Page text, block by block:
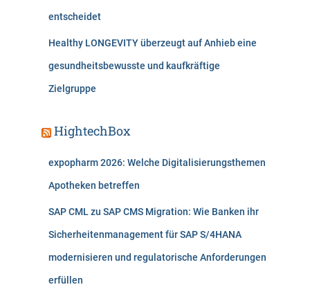
entscheidet
Healthy LONGEVITY überzeugt auf Anhieb eine
gesundheitsbewusste und kaufkräftige
Zielgruppe
HightechBox
expopharm 2026: Welche Digitalisierungsthemen
Apotheken betreffen
SAP CML zu SAP CMS Migration: Wie Banken ihr
Sicherheitenmanagement für SAP S/4HANA
modernisieren und regulatorische Anforderungen
erfüllen